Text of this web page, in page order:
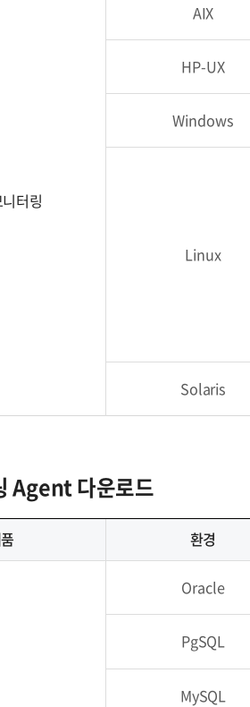
터링
AIX
HP-UX
Windows
Linux
Solaris
Agent 다운로드
환경
Oracle
PgSQL
MySQL